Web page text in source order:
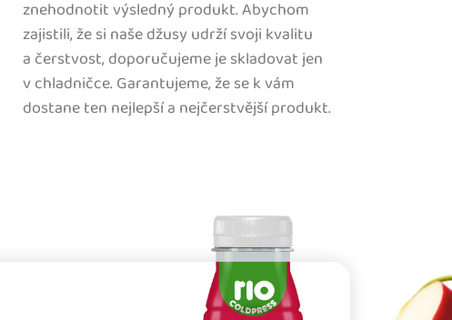
znehodnotit výsledný produkt. Abychom
zajistili, že si naše džusy udrží svoji kvalitu
a čerstvost, doporučujeme je skladovat jen
v chladničce. Garantujeme, že se k vám
dostane ten nejlepší a nejčerstvější produkt.